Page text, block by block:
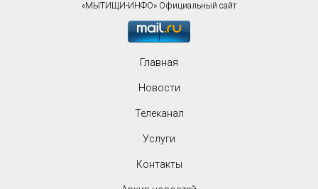
«МЫТИЩИ-ИНФО» Официальный сайт
Главная
Новости
Телеканал
Услуги
Контакты